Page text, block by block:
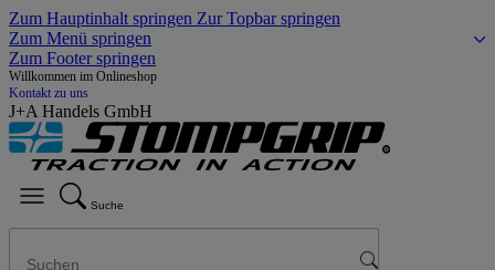
Zum Hauptinhalt springen Zur Topbar springen
Zum Menü springen
Zum Footer springen
Willkommen im Onlineshop
Kontakt zu uns
J+A Handels GmbH
Suche